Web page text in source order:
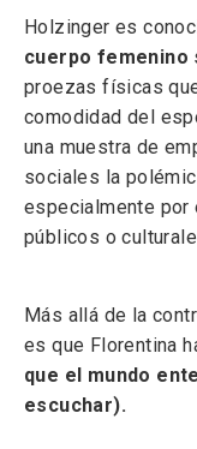
Holzinger es
cuerpo femenino
proezas físicas
comodidad del
una muestra de
sociales la
especialmente por
públicos o
Más allá de la
es que Florentina
que el mundo
escuchar).